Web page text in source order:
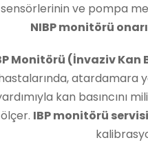
sensörlerinin ve pompa
NIBP monitörü
Monitörü (İnvaziv Kan
atardamara
kan basıncını
ölçer. IBP monitörü servisi